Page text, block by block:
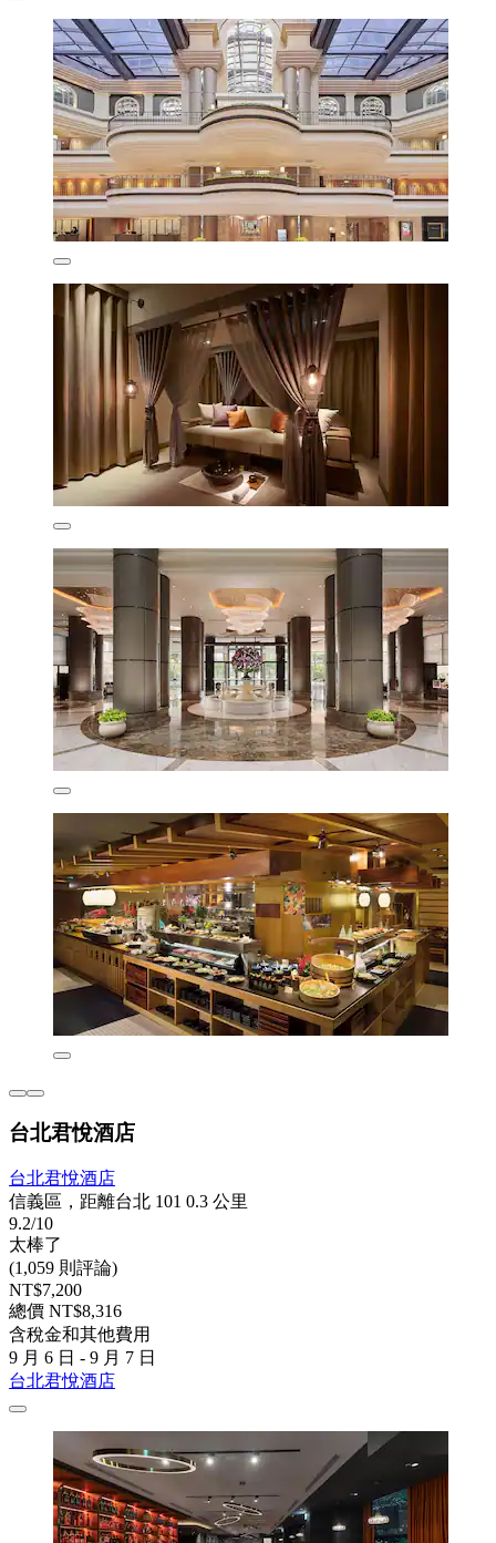
台北君悅酒店
台北君悅酒店
信義區，距離台北 101 0.3 公里
9.2/10
太棒了
(1,059 則評論)
NT$7,200
總價 NT$8,316
含稅金和其他費用
9 月 6 日 - 9 月 7 日
台北君悅酒店